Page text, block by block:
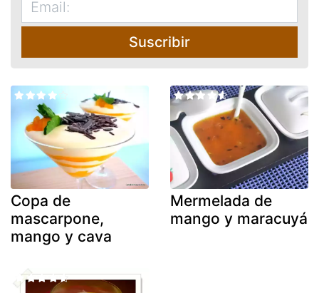
Suscribir
Copa de
mascarpone,
mango y cava
Mermelada de
mango y maracuyá